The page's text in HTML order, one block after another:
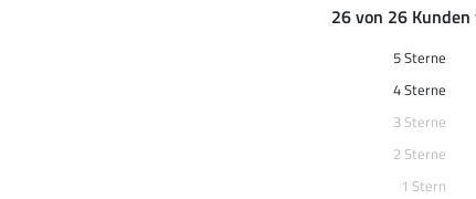
26 von 26
5 Sterne
4 Sterne
3 Sterne
2 Sterne
1 Stern